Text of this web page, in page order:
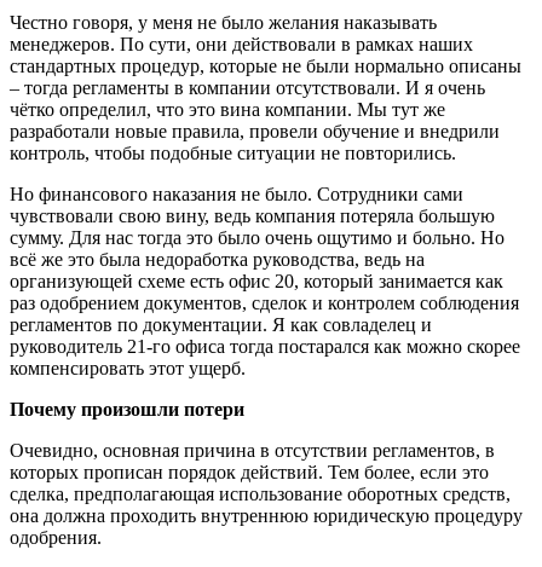
Честно говоря, у меня не было желания наказывать
менеджеров. По сути, они действовали в рамках наших
стандартных процедур, которые не были нормально описаны
– тогда регламенты в компании отсутствовали. И я очень
чётко определил, что это вина компании. Мы тут же
разработали новые правила, провели обучение и внедрили
контроль, чтобы подобные ситуации не повторились.
Но финансового наказания не было. Сотрудники сами
чувствовали свою вину, ведь компания потеряла большую
сумму. Для нас тогда это было очень ощутимо и больно. Но
всё же это была недоработка руководства, ведь на
организующей схеме есть офис 20, который занимается как
раз одобрением документов, сделок и контролем соблюдения
регламентов по документации. Я как совладелец и
руководитель 21-го офиса тогда постарался как можно скорее
компенсировать этот ущерб.
Почему произошли потери
Очевидно, основная причина в отсутствии регламентов, в
которых прописан порядок действий. Тем более, если это
сделка, предполагающая использование оборотных средств,
она должна проходить внутреннюю юридическую процедуру
одобрения.